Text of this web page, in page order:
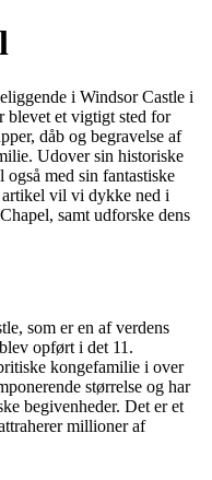
i Windsor Castle i
blevet et vigtigt sted for
dåb og begravelse af
Udover sin historiske
med sin fantastiske
artikel vil vi dykke ned i
samt udforske dens
som er en af verdens
opført i det 11.
kongefamilie i over
størrelse og har
begivenheder. Det er et
millioner af